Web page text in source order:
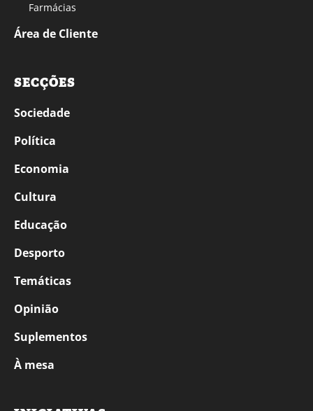
Farmácias
Área de Cliente
SECÇÕES
Sociedade
Política
Economia
Cultura
Educação
Desporto
Temáticas
Opinião
Suplementos
À mesa